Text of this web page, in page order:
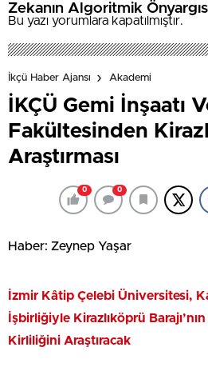
Zekanın Algoritmik
Farkındalık Düzeylerini
Bu yazı yorumlara kapatılmıştır.
İkçü Haber Ajansı Akademi
İKÇÜ Gemi İnşaatı
Fakültesinden
Araştırması
0 0
Haber: Zeynep Yaşar
İzmir Kâtip Çelebi Üniversitesi,
İşbirliğiyle Kirazlıköprü
Kirliliğini Araştıracak